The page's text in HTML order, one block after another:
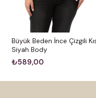
Büyük Beden İnce Çizgili
Siyah Body
₺589,00